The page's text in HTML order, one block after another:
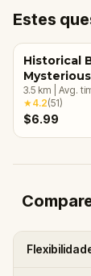
Estes
Historical
3.5 km Avg.
★4.2(51)
$6.99